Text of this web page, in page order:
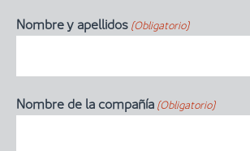
Nombre y apellidos(Obligatorio)
Nombre de la compañía(Obligatorio)